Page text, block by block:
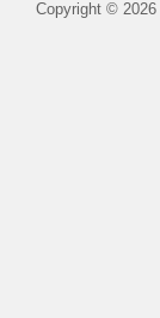
Copyright © 2026